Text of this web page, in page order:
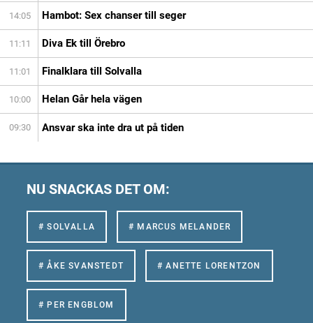
14:05 Hambot: Sex chanser till seger
11:11 Diva Ek till Örebro
11:01 Finalklara till Solvalla
10:00 Helan Går hela vägen
09:30 Ansvar ska inte dra ut på tiden
NU SNACKAS DET OM:
# SOLVALLA # MARCUS MELANDER
# ÅKE SVANSTEDT # ANETTE LORENTZON
# PER ENGBLOM